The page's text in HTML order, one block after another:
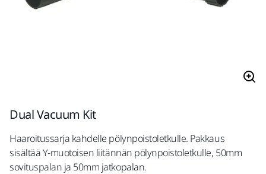
Dual Vacuum Kit
Haaroitussarja kahdelle pölynpoistoletkulle. Pakkaus
sisältää Y-muotoisen liitännän pölynpoistoletkulle, 50mm
sovituspalan ja 50mm jatkopalan.